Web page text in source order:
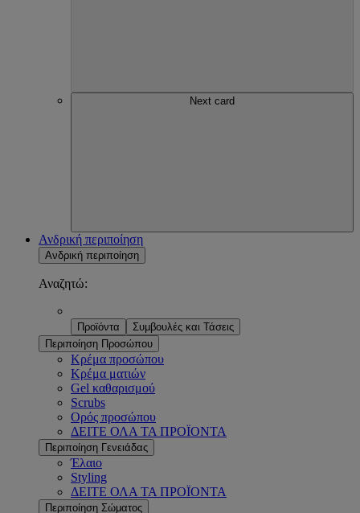
Next card
Ανδρική περιποίηση
Ανδρική περιποίηση
Αναζητώ:
Προϊόντα
Συμβουλές και Τάσεις
Περιποίηση Προσώπου
Κρέμα προσώπου
Κρέμα ματιών
Gel καθαρισμού
Scrubs
Ορός προσώπου
ΔΕΙΤΕ ΟΛΑ ΤΑ ΠΡΟΪΟΝΤΑ
Περιποίηση Γενειάδας
Έλαιο
Styling
ΔΕΙΤΕ ΟΛΑ ΤΑ ΠΡΟΪΟΝΤΑ
Περιποίηση Σώματος